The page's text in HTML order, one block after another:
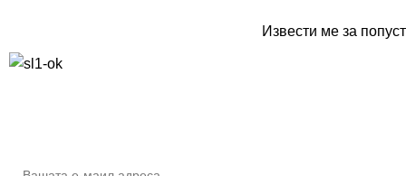
Извести ме за попуст